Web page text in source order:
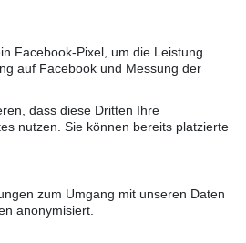
Facebook-Pixel, um die Leistung
auf Facebook und Messung der
dass diese Dritten Ihre
nutzen. Sie können bereits platzierte
zum Umgang mit unseren Daten
anonymisiert.